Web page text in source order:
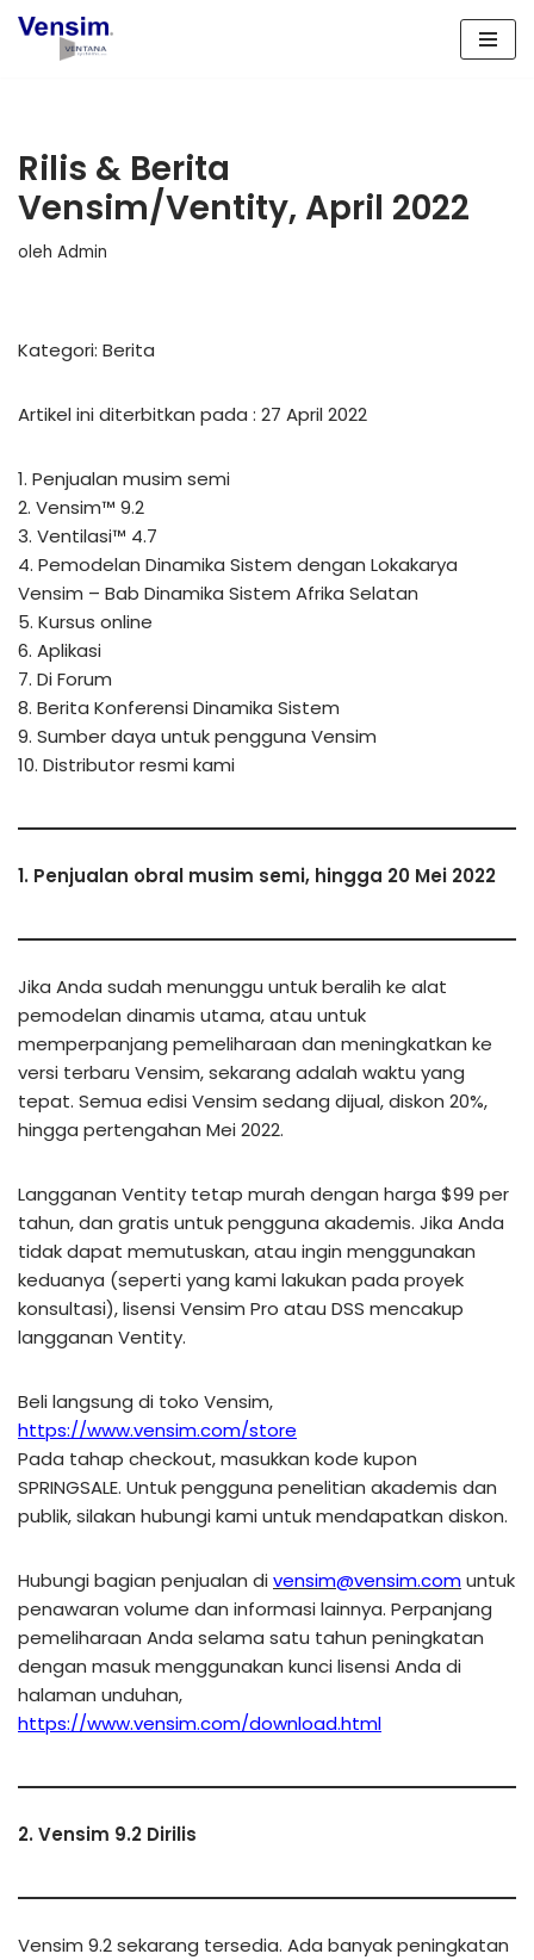
Lompat
Rilis & Berita
Vensim/Ventity, April 2022
oleh Admin
Kategori: Berita
Artikel ini diterbitkan pada : 27 April 2022
1. Penjualan musim semi
2. Vensim™ 9.2
3. Ventilasi™ 4.7
4. Pemodelan Dinamika Sistem dengan Lokakarya
Vensim – Bab Dinamika Sistem Afrika Selatan
5. Kursus online
6. Aplikasi
7. Di Forum
8. Berita Konferensi Dinamika Sistem
9. Sumber daya untuk pengguna Vensim
10. Distributor resmi kami
1. Penjualan obral musim semi, hingga 20 Mei 2022
Jika Anda sudah menunggu untuk beralih ke alat
pemodelan dinamis utama, atau untuk
memperpanjang pemeliharaan dan meningkatkan ke
versi terbaru Vensim, sekarang adalah waktu yang
tepat. Semua edisi Vensim sedang dijual, diskon 20%,
hingga pertengahan Mei 2022.
Langganan Ventity tetap murah dengan harga $99 per
tahun, dan gratis untuk pengguna akademis. Jika Anda
tidak dapat memutuskan, atau ingin menggunakan
keduanya (seperti yang kami lakukan pada proyek
konsultasi), lisensi Vensim Pro atau DSS mencakup
langganan Ventity.
Beli langsung di toko Vensim,
https://www.vensim.com/store
Pada tahap checkout, masukkan kode kupon
SPRINGSALE. Untuk pengguna penelitian akademis dan
publik, silakan hubungi kami untuk mendapatkan diskon.
Hubungi bagian penjualan divensim@vensim.comuntuk
penawaran volume dan informasi lainnya. Perpanjang
pemeliharaan Anda selama satu tahun peningkatan
dengan masuk menggunakan kunci lisensi Anda di
halaman unduhan,
https://www.vensim.com/download.html
2. Vensim 9.2 Dirilis
Vensim 9.2 sekarang tersedia. Ada banyak peningkatan